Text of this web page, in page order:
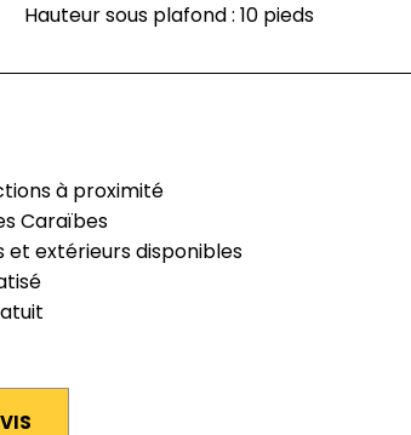
Hauteur sous plafond : 10 pieds
à proximité
Caraïbes
et extérieurs disponibles